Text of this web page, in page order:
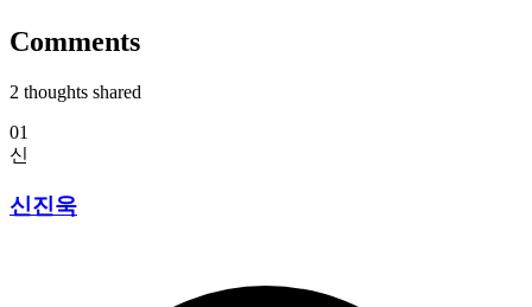
Comments
2 thoughts shared
01
신
신진욱